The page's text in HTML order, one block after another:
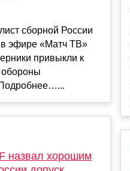
сборной России
эфире «Матч ТВ»
привыкли к
обороны
назвал хорошим